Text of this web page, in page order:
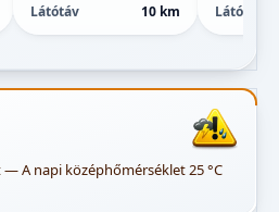
Látótáv
10 km
Látótáv
A napi középhőmérséklet 25 °C